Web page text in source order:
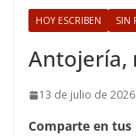
HOY ESCRIBEN SIN
Antojería,
13 de julio de 2026
Comparte en tus